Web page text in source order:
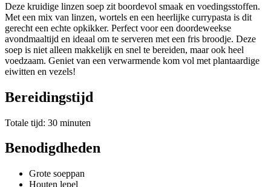
Deze kruidige linzen soep zit boordevol smaak en voedingsstoffen.
Met een mix van linzen, wortels en een heerlijke currypasta is dit
gerecht een echte opkikker. Perfect voor een doordeweekse
avondmaaltijd en ideaal om te serveren met een fris broodje. Deze
soep is niet alleen makkelijk en snel te bereiden, maar ook heel
voedzaam. Geniet van een verwarmende kom vol met plantaardige
eiwitten en vezels!
Bereidingstijd
Totale tijd: 30 minuten
Benodigdheden
Grote soeppan
Houten lepel